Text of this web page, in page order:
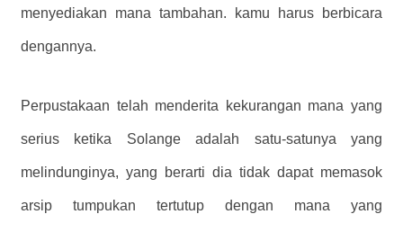
menyediakan mana tambahan. kamu harus berbicara
dengannya.
Perpustakaan telah menderita kekurangan mana yang
serius ketika Solange adalah satu-satunya yang
melindunginya, yang berarti dia tidak dapat memasok
arsip tumpukan tertutup dengan mana yang